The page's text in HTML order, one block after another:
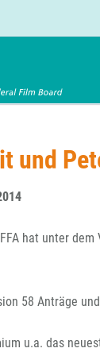
FFG
und
hat unter
58 Anträge
u.a. das
Twitter